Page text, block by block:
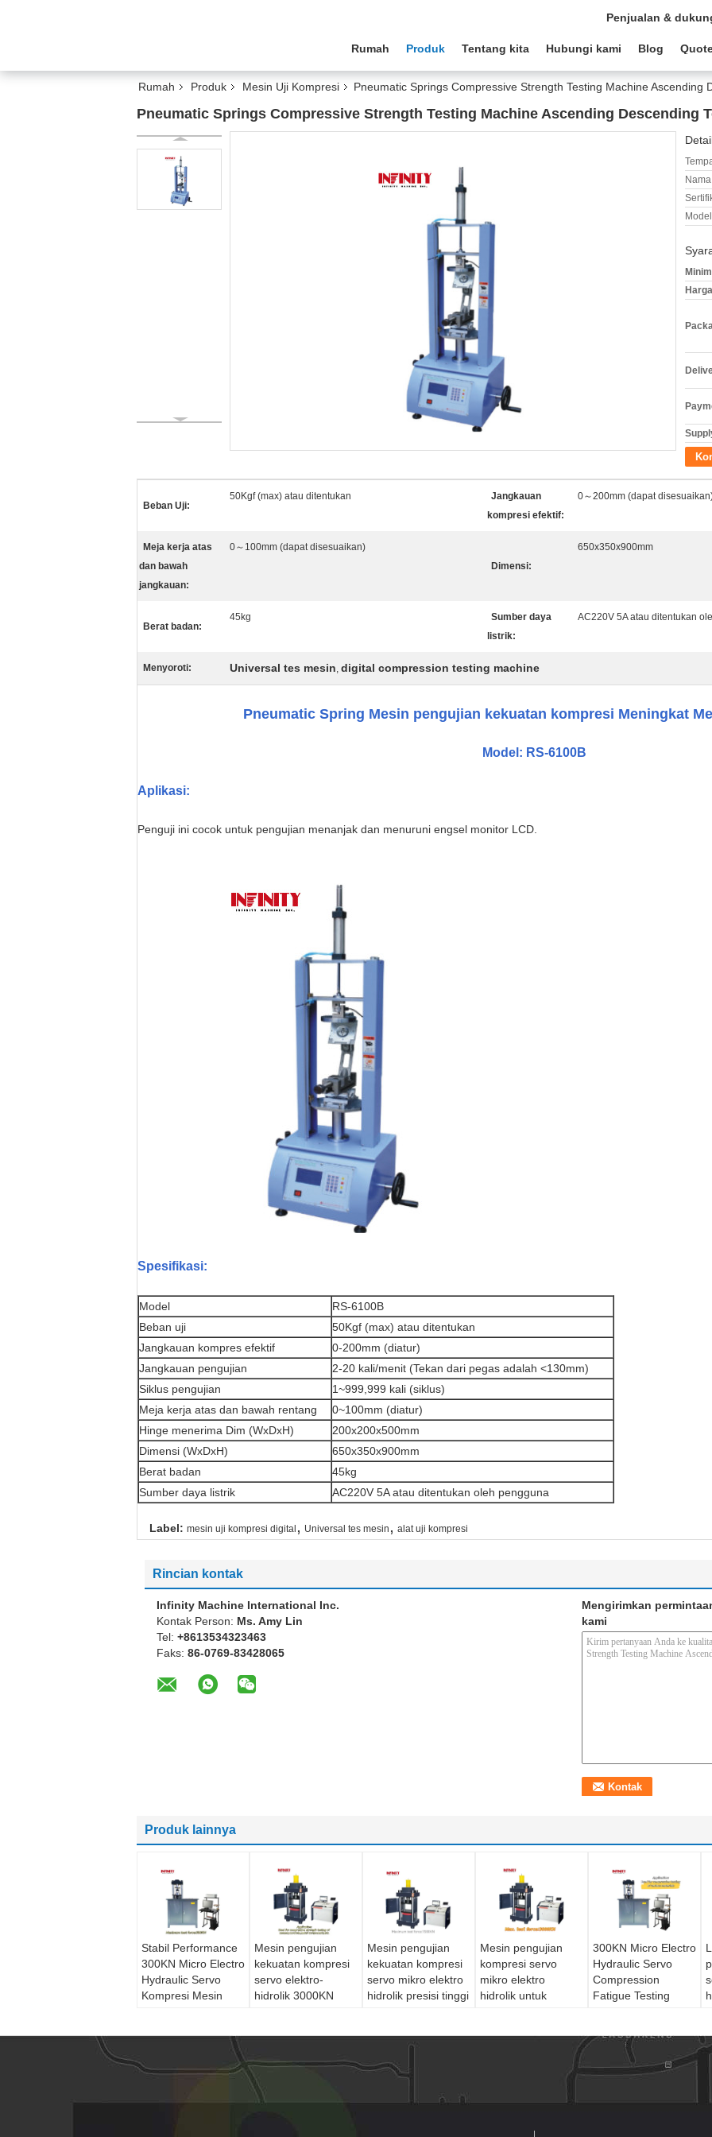
Penjualan &
Rumah Produk Tentang kita Hubungi kami Blog
Rumah Produk Mesin Uji Kompresi Pneumatic Springs Compressive Strength Testing Machine Ascending
Pneumatic Springs Compressive Strength Testing Machine Ascending Descending
Beban Uji:
50Kgf (max) atau ditentukan
Jangkauan
kompresi efektif:
0～200mm (dapat
Meja kerja atas
dan bawah
jangkauan:
0～100mm (dapat disesuaikan)
Dimensi:
650x350x900mm
Berat badan:
45kg
Sumber daya
listrik:
AC220V 5A atau ditentukan
Menyoroti: Universal tes mesin, digital compression testing machine
Pneumatic Spring Mesin pengujian kekuatan kompresi Meningkat
Model: RS-6100B
Aplikasi:
Penguji ini cocok untuk pengujian menanjak dan menuruni engsel monitor LCD.
Spesifikasi:
Model
RS-6100B
Beban uji
50Kgf (max) atau ditentukan
Jangkauan kompres efektif
0-200mm (diatur)
Jangkauan pengujian
2-20 kali/menit (Tekan dari pegas adalah <130mm)
Siklus pengujian
1~999,999 kali (siklus)
Meja kerja atas dan bawah rentang
0~100mm (diatur)
Hinge menerima Dim (WxDxH)
200x200x500mm
Dimensi (WxDxH)
650x350x900mm
Berat badan
45kg
Sumber daya listrik
AC220V 5A atau ditentukan oleh pengguna
Label: mesin uji kompresi digital , Universal tes mesin , alat uji kompresi
Rincian kontak
Infinity Machine International Inc.
Kontak Person: Ms. Amy Lin
Tel: +8613534323463
Faks: 86-0769-83428065
Mengirimkan
kami
Produk lainnya
Stabil Performance
300KN Micro Electro
Hydraulic Servo
Kompresi Mesin
Mesin pengujian
kekuatan kompresi
servo elektro-
hidrolik 3000KN
Mesin pengujian
kekuatan kompresi
servo mikro elektro
hidrolik presisi tinggi
Mesin pengujian
kompresi servo
mikro elektro
hidrolik untuk
300KN Micro Electro
Hydraulic Servo
Compression
Fatigue Testing